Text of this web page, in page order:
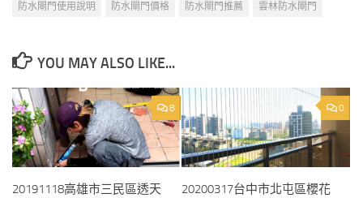
防水閘門使用說明
防水閘門價格 防水閘門推薦 雲林防水閘門
YOU MAY ALSO LIKE...
8
20191118高雄市三民區透天
0
20200317台中市北屯區櫻花